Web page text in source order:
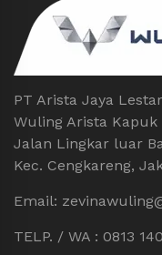
PT Arista Jaya
Wuling Arista Kapuk
Jalan Lingkar luar
Kec. Cengkareng,
Email:
TELP. / WA : 0813